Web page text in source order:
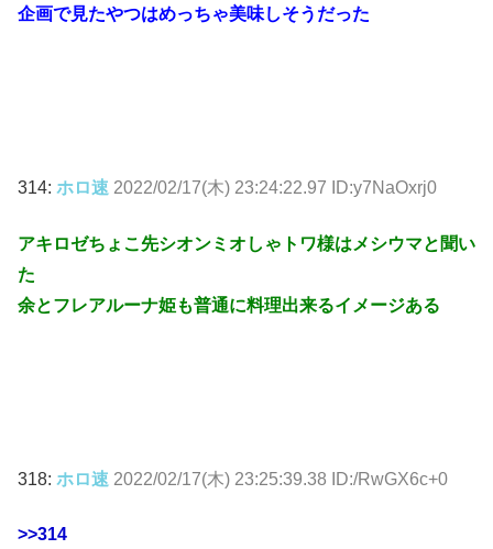
企画で見たやつはめっちゃ美味しそうだった
314: ホロ速 2022/02/17(木) 23:24:22.97 ID:y7NaOxrj0
アキロゼちょこ先シオンミオしゃトワ様はメシウマと聞い
た
余とフレアルーナ姫も普通に料理出来るイメージある
318: ホロ速 2022/02/17(木) 23:25:39.38 ID:/RwGX6c+0
>>314